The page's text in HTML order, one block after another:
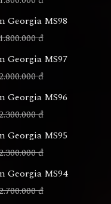
Georgia MS98
đ
Georgia MS97
đ
Georgia MS96
đ
Georgia MS95
đ
Georgia MS94
đ